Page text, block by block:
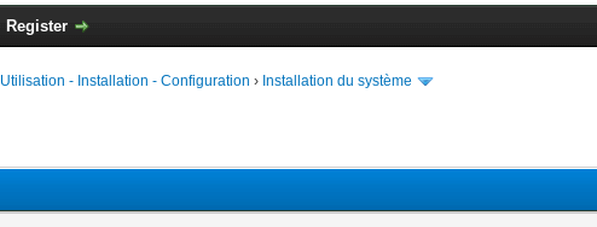
Register
Utilisation - Installation - Configuration › Installation du système